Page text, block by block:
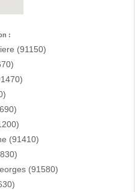
:
(91150)
(91410)
(91580)